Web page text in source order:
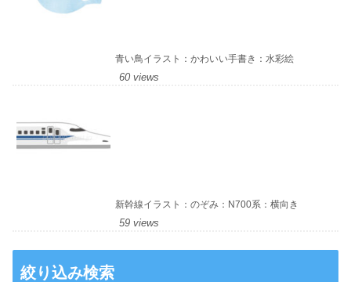
青い鳥イラスト：かわいい手書き：水彩絵
60 views
新幹線イラスト：のぞみ：N700系：横向き
59 views
絞り込み検索